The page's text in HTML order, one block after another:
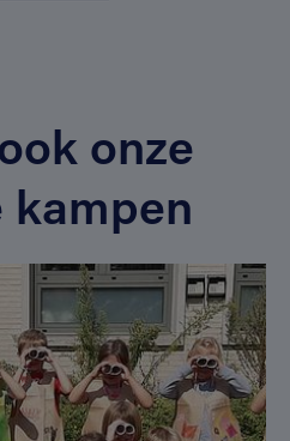
onze
kampen